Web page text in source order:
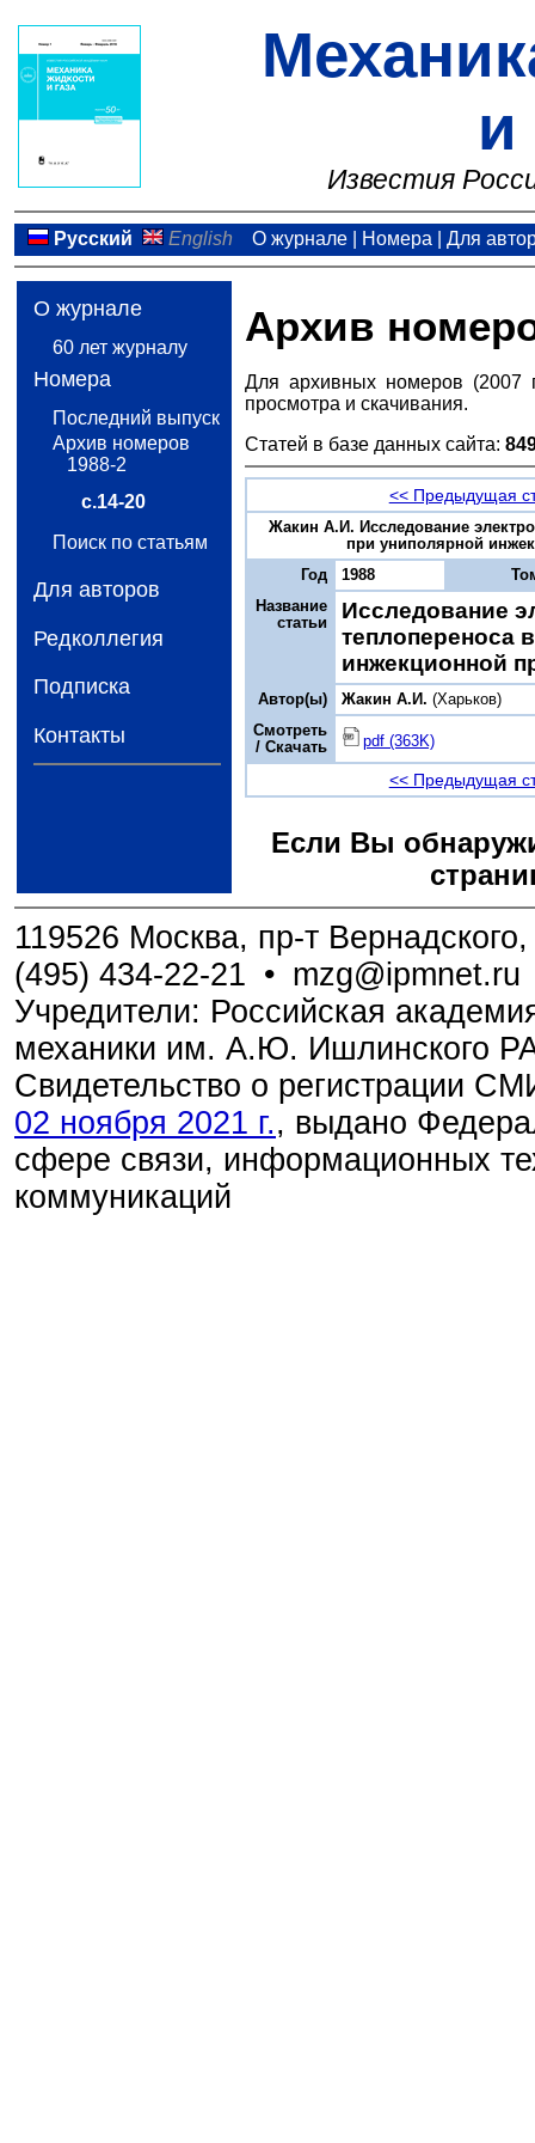
и
Известия
Русский English О журнале| Номера Для
О журнале
60 лет журналу
Номера
Последний выпуск
Архив номеров
1988-2
с.14-20
Поиск по статьям
Для авторов
Редколлегия
Подписка
Контакты
Архив
Для архивных номеров (2007
просмотра и скачивания.
Статей в базе данных сайта:
<< Предыдущая
Жакин А.И. Исследование
при униполярной
Год
1988
Название
статьи
Исследование
теплопереноса
инжекционной
Автор(ы) Жакин А.И. (Харьков)
Смотреть
/ Скачать
pdf (363K)
<< Предыдущая
Если Вы
119526 Москва, пр-т
(495) 434-22-21 • mzg@ipmnet.ru
Учредители: Российская
механики им. А.Ю. Ишлинского
Свидетельство о регистрации
02 ноября 2021 г., выдано
сфере связи, информационных
коммуникаций